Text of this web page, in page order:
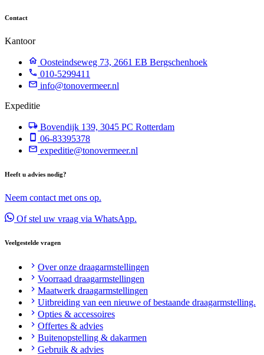
Contact
Kantoor
Oosteindseweg 73, 2661 EB Bergschenhoek
010-5299411
info@tonovermeer.nl
Expeditie
Bovendijk 139, 3045 PC Rotterdam
06-83395378
expeditie@tonovermeer.nl
Heeft u advies nodig?
Neem contact met ons op.
Of stel uw vraag via WhatsApp.
Veelgestelde vragen
Over onze draagarmstellingen
Voorraad draagarmstellingen
Maatwerk draagarmstellingen
Uitbreiding van een nieuwe of bestaande draagarmstelling.
Opties & accessoires
Offertes & advies
Buitenopstelling & dakarmen
Gebruik & advies